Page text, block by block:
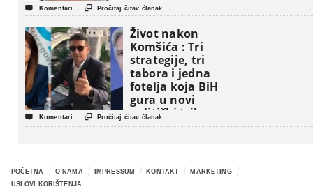
 Komentari  Pročitaj čitav članak
Život nakon
Komšića : Tri
strategije, tri
tabora i jedna
fotelja koja BiH
gura u novi
politički triler
 Komentari  Pročitaj čitav članak
POČETNA O NAMA IMPRESSUM KONTAKT
MARKETING
USLOVI KORIŠTENJA